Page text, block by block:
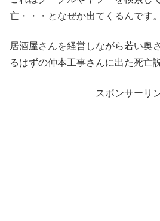
亡・・・となぜか出てくるんです。
居酒屋さんを経営しながら若い奥
るはずの仲本工事さんに出た死亡
スポンサーリ